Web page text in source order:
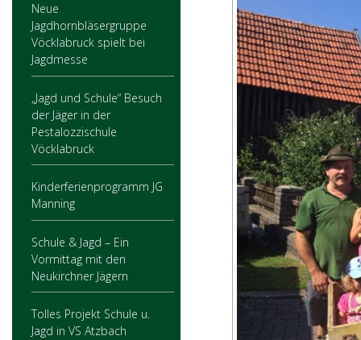
Neue
Jagdhornbläsergruppe
Vöcklabruck spielt bei
Jagdmesse
„Jagd und Schule“ Besuch
der Jäger in der
Pestalozzischule
Vöcklabruck
Kinderferienprogramm JG
Manning
Schule & Jagd – Ein
Vormittag mit den
Neukirchner Jägern
Tolles Projekt Schule u.
Jagd in VS Atzbach